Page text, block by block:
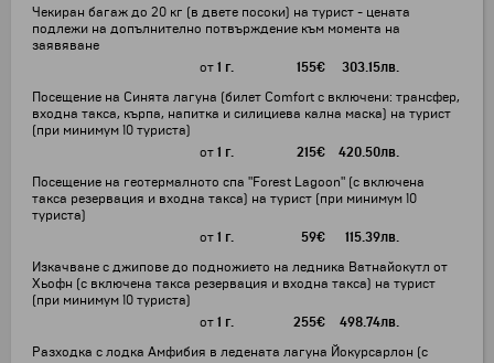
Чекиран багаж до 20 кг (в двете посоки) на турист - цената
подлежи на допълнително потвърждение към момента на
заявяване
от 1 г. 155€ 303.15лв.
Посещение на Синята лагуна (билет Comfort с включени: трансфер,
входна такса, кърпа, напитка и силициева кална маска) на турист
(при минимум 10 туриста)
от 1 г. 215€ 420.50лв.
Посещение на геотермалното спа "Forest Lagoon" (с включена
такса резервация и входна такса) на турист (при минимум 10
туриста)
от 1 г. 59€ 115.39лв.
Изкачване с джипове до подножието на ледника Ватнайокутл от
Хьофн (с включена такса резервация и входна такса) на турист
(при минимум 10 туриста)
от 1 г. 255€ 498.74лв.
Разходка с лодка Амфибия в ледената лагуна Йокурсарлон (с